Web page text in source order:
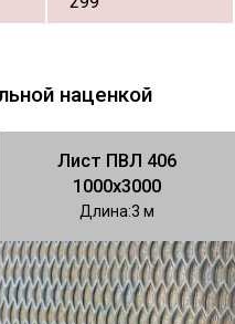
наценкой
Лист ПВЛ 406
1000х3000
Длина 3